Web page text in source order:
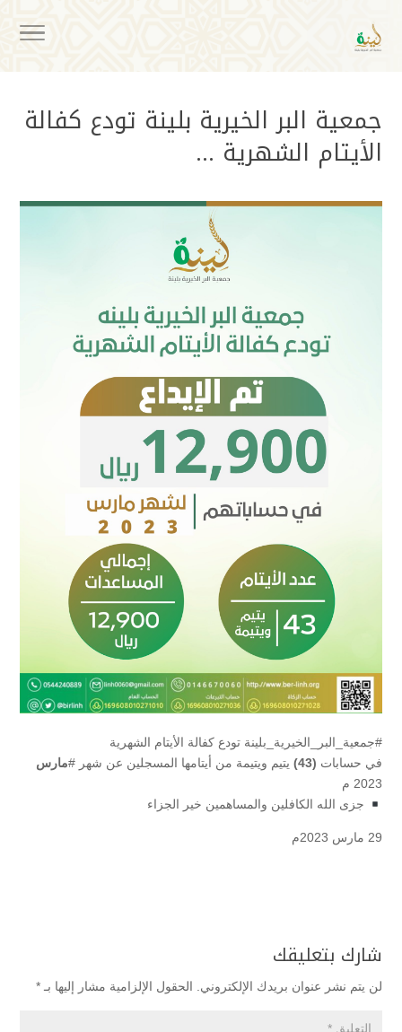
جمعية البر الخيرية بلينة تودع كفالة
الأيتام الشهرية …
#جمعية_البر_الخيرية_بلينة تودع كفالة الأيتام الشهرية
في حسابات (43) يتيم ويتيمة من أيتامها المسجلين عن شهر #مارس
2023 م
جزى الله الكافلين والمساهمين خير الجزاء
29 مارس 2023م
شارك بتعليقك
لن يتم نشر عنوان بريدك الإلكتروني. الحقول الإلزامية مشار إليها بـ *